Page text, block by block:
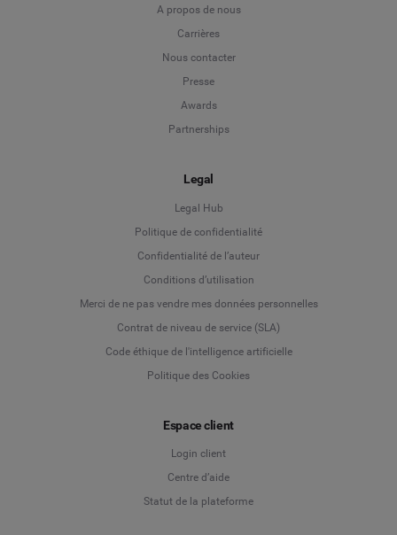
A propos de nous
Carrières
Nous contacter
Presse
Awards
Partnerships
Legal
Legal Hub
Politique de confidentialité
Confidentialité de l’auteur
Conditions d’utilisation
Merci de ne pas vendre mes données personnelles
Contrat de niveau de service (SLA)
Code éthique de l'intelligence artificielle
Politique des Cookies
Espace client
Login client
Centre d’aide
Statut de la plateforme
Deutsch